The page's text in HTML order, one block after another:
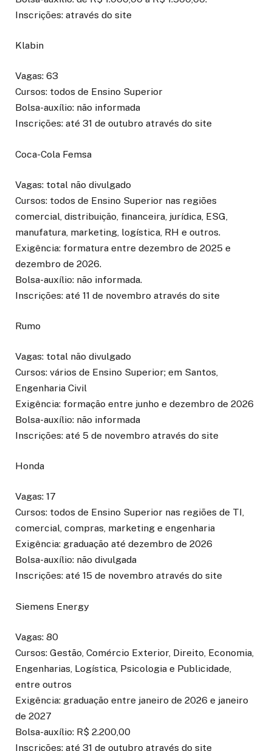
Inscrições: através do site
Klabin
Vagas: 63
Cursos: todos de Ensino Superior
Bolsa-auxílio: não informada
Inscrições: até 31 de outubro através do site
Coca-Cola Femsa
Vagas: total não divulgado
Cursos: todos de Ensino Superior nas regiões
comercial, distribuição, financeira, jurídica, ESG,
manufatura, marketing, logística, RH e outros.
Exigência: formatura entre dezembro de 2025 e
dezembro de 2026.
Bolsa-auxílio: não informada.
Inscrições: até 11 de novembro através do site
Rumo
Vagas: total não divulgado
Cursos: vários de Ensino Superior; em Santos,
Engenharia Civil
Exigência: formação entre junho e dezembro de 2026
Bolsa-auxílio: não informada
Inscrições: até 5 de novembro através do site
Honda
Vagas: 17
Cursos: todos de Ensino Superior nas regiões de TI,
comercial, compras, marketing e engenharia
Exigência: graduação até dezembro de 2026
Bolsa-auxílio: não divulgada
Inscrições: até 15 de novembro através do site
Siemens Energy
Vagas: 80
Cursos: Gestão, Comércio Exterior, Direito, Economia,
Engenharias, Logística, Psicologia e Publicidade,
entre outros
Exigência: graduação entre janeiro de 2026 e janeiro
de 2027
Bolsa-auxílio: R$ 2.200,00
Inscrições: até 31 de outubro através do site